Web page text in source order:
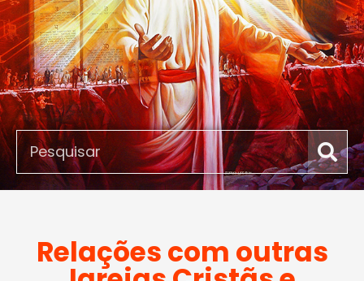
Relações com outras